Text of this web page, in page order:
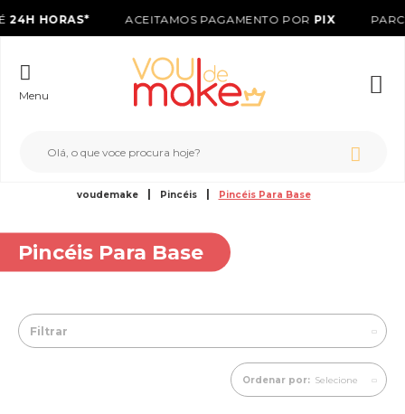
24H HORAS* ACEITAMOS PAGAMENTO POR PIX
Menu
voudemake Pincéis Pincéis Para Base
Pincéis Para Base
Filtrar
Ordenar por: Selecione